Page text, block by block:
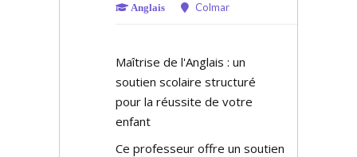
Anglais Colmar
Maîtrise de l'Anglais : un
soutien scolaire structuré
pour la réussite de votre
enfant
Ce professeur offre un soutien